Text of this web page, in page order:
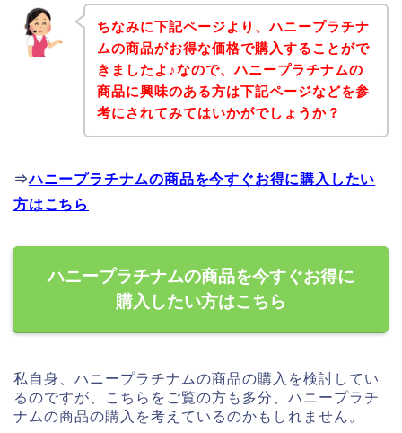
ちなみに下記ページより、ハニープラチナ
ムの商品がお得な価格で購入することがで
きましたよ♪なので、ハニープラチナムの
商品に興味のある方は下記ページなどを参
考にされてみてはいかがでしょうか？
⇒ハニープラチナムの商品を今すぐお得に購入したい
方はこちら
ハニープラチナムの商品を今すぐお得に
購入したい方はこちら
私自身、ハニープラチナムの商品の購入を検討してい
るのですが、こちらをご覧の方も多分、ハニープラチ
ナムの商品の購入を考えているのかもしれません。